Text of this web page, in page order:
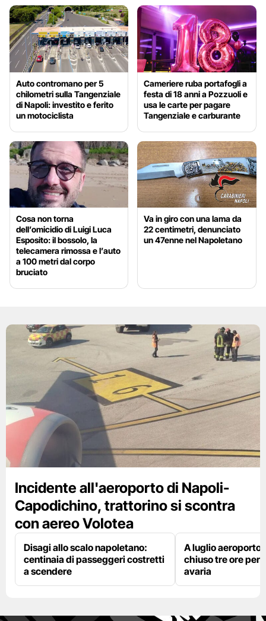
Auto contromano per 5
chilometri sulla Tangenziale
di Napoli: investito e ferito
un motociclista
Cameriere ruba portafogli a
festa di 18 anni a Pozzuoli e
usa le carte per pagare
Tangenziale e carburante
Cosa non torna
dell’omicidio di Luigi Luca
Esposito: il bossolo, la
telecamera rimossa e l’auto
a 100 metri dal corpo
bruciato
Va in giro con una lama da
22 centimetri, denunciato
un 47enne nel Napoletano
Incidente all'aeroporto di Napoli-
Capodichino, trattorino si scontra
con aereo Volotea
Disagi allo scalo napoletano:
centinaia di passeggeri costretti
a scendere
A luglio aeroporto
chiuso tre ore per
avaria